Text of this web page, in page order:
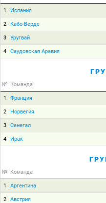
1 Испания
2 Кабо-Верде
3 Уругвай
4 Саудовская Аравия
№ Команда
1 Франция
2 Норвегия
3 Сенегал
4 Ирак
№ Команда
1 Аргентина
2 Австрия